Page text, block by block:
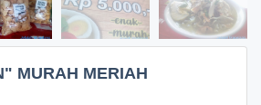
MURAH MERIAH